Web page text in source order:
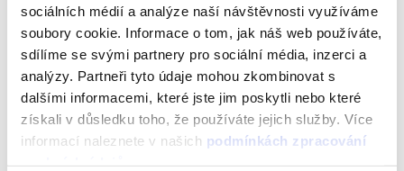
sociálních médií a analýze naší návštěvnosti využíváme
soubory cookie. Informace o tom, jak náš web používáte,
sdílíme se svými partnery pro sociální média, inzerci a
analýzy. Partneři tyto údaje mohou zkombinovat s
dalšími informacemi, které jste jim poskytli nebo které
získali v důsledku toho, že používáte jejich služby. Více
informací naleznete v našich podmínkách zpracování
Ověřte úspěšnost svých nových nápadů na dvou
kontrolních skupinách. Jakmile A/B testování
proběhne, tak se úspěšnější varianta automaticky
rozešle na všechny zbylé kontakty v databázi.